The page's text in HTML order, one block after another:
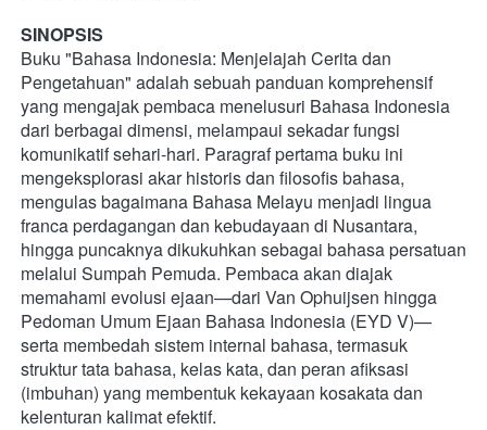
SINOPSIS
Buku "Bahasa Indonesia: Menjelajah Cerita dan
Pengetahuan" adalah sebuah panduan komprehensif
yang mengajak pembaca menelusuri Bahasa Indonesia
dari berbagai dimensi, melampaui sekadar fungsi
komunikatif sehari-hari. Paragraf pertama buku ini
mengeksplorasi akar historis dan filosofis bahasa,
mengulas bagaimana Bahasa Melayu menjadi lingua
franca perdagangan dan kebudayaan di Nusantara,
hingga puncaknya dikukuhkan sebagai bahasa persatuan
melalui Sumpah Pemuda. Pembaca akan diajak
memahami evolusi ejaan—dari Van Ophuijsen hingga
Pedoman Umum Ejaan Bahasa Indonesia (EYD V)—
serta membedah sistem internal bahasa, termasuk
struktur tata bahasa, kelas kata, dan peran afiksasi
(imbuhan) yang membentuk kekayaan kosakata dan
kelenturan kalimat efektif.